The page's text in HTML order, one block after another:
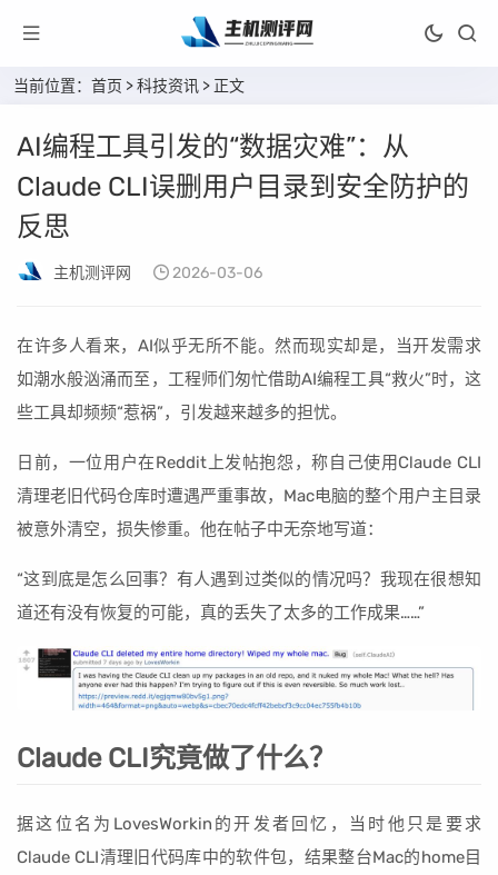
当前位置： 首页 >科技资讯 > 正文
AI编程工具引发的“数据灾难”：从
Claude CLI误删用户目录到安全防护的
反思
主机测评网 2026-03-06
在许多人看来，AI似乎无所不能。然而现实却是，当开发需求
如潮水般汹涌而至，工程师们匆忙借助AI编程工具“救火”时，这
些工具却频频“惹祸”，引发越来越多的担忧。
日前，一位用户在Reddit上发帖抱怨，称自己使用Claude CLI
清理老旧代码仓库时遭遇严重事故，Mac电脑的整个用户主目录
被意外清空，损失惨重。他在帖子中无奈地写道：
“这到底是怎么回事？有人遇到过类似的情况吗？我现在很想知
道还有没有恢复的可能，真的丢失了太多的工作成果……”
Claude CLI究竟做了什么？
据这位名为LovesWorkin的开发者回忆，当时他只是要求
Claude CLI清理旧代码库中的软件包，结果整台Mac的home目